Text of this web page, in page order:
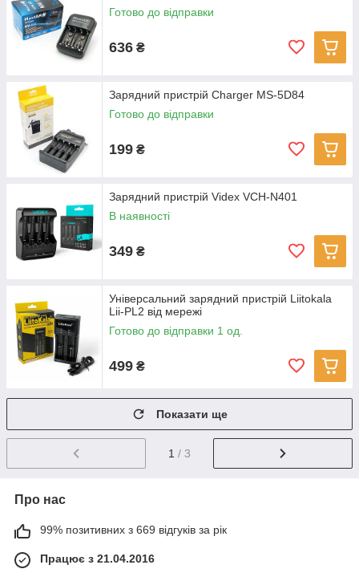
Готово до відправки
636 ₴
Зарядний пристрій Charger MS-5D84
Готово до відправки
199 ₴
Зарядний пристрій Videx VCH-N401
В наявності
349 ₴
Універсальний зарядний пристрій Liitokala
Lii-PL2 від мережі
Готово до відправки 1 од.
499 ₴
Показати ще
1 / 3
Про нас
99% позитивних з 669 відгуків за рік
Працює з 21.04.2016